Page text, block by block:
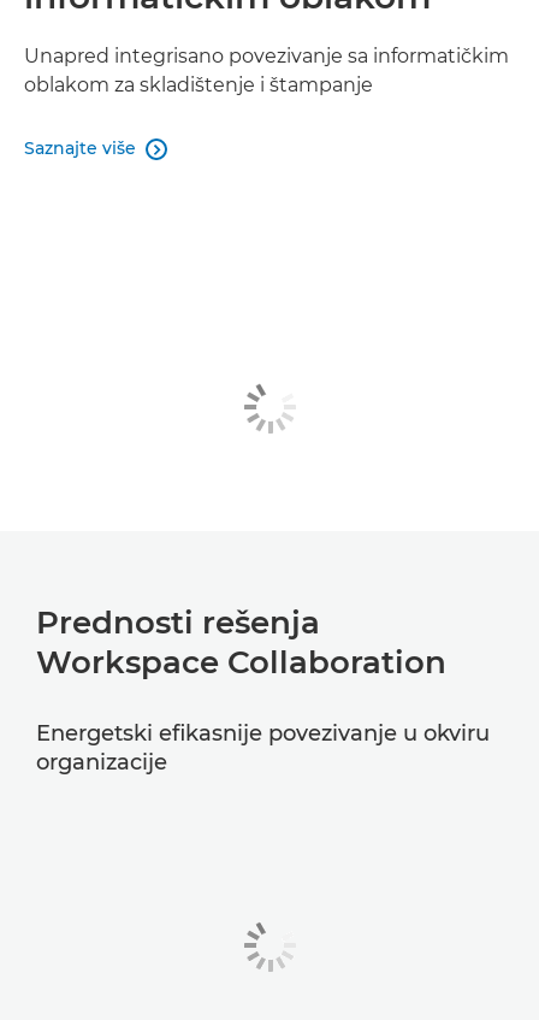
Unapred integrisano povezivanje sa informatičkim
oblakom za skladištenje i štampanje
Saznajte više 
Prednosti rešenja
Workspace Collaboration
Energetski efikasnije povezivanje u okviru
organizacije